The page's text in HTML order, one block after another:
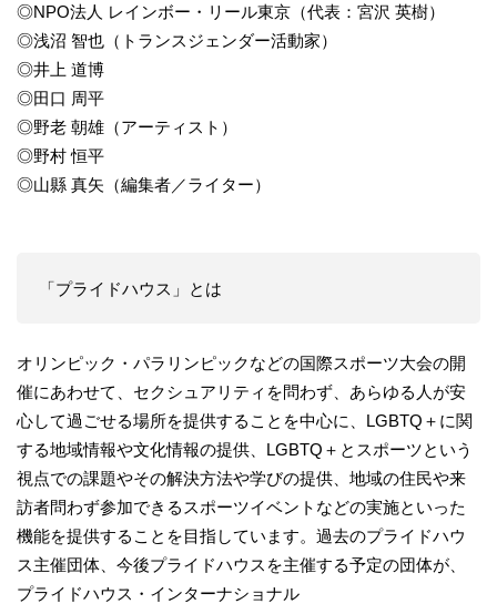
◎NPO法人 レインボー・リール東京（代表：宮沢 英樹）
◎浅沼 智也（トランスジェンダー活動家）
◎井上 道博
◎田口 周平
◎野老 朝雄（アーティスト）
◎野村 恒平
◎山縣 真矢（編集者／ライター）
「プライドハウス」とは
オリンピック・パラリンピックなどの国際スポーツ大会の開
催にあわせて、セクシュアリティを問わず、あらゆる人が安
心して過ごせる場所を提供することを中心に、LGBTQ＋に関
する地域情報や文化情報の提供、LGBTQ＋とスポーツという
視点での課題やその解決方法や学びの提供、地域の住民や来
訪者問わず参加できるスポーツイベントなどの実施といった
機能を提供することを目指しています。過去のプライドハウ
ス主催団体、今後プライドハウスを主催する予定の団体が、
プライドハウス・インターナショナル